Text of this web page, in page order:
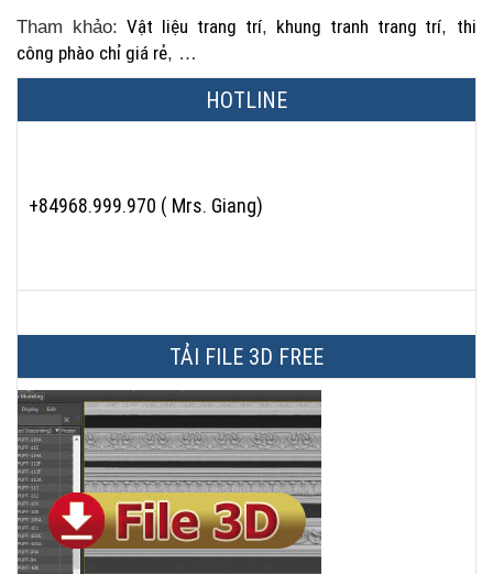
Tham khảo:Vật liệu trang trí, khung tranh trang trí, thi
công phào chỉ giá rẻ, …
HOTLINE
+84968.999.970 ( Mrs. Giang)
TẢI FILE 3D FREE